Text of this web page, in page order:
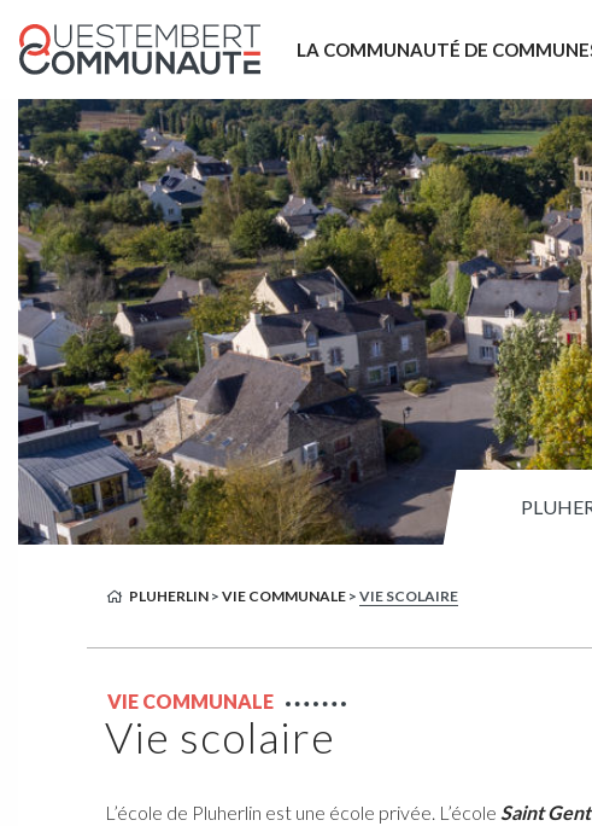
LA COMMUNAUTÉ DE
PLUHERLIN > VIE COMMUNALE > VIE SCOLAIRE
VIE COMMUNALE
Vie scolaire
L’école de Pluherlin est une école privée. L’école Saint